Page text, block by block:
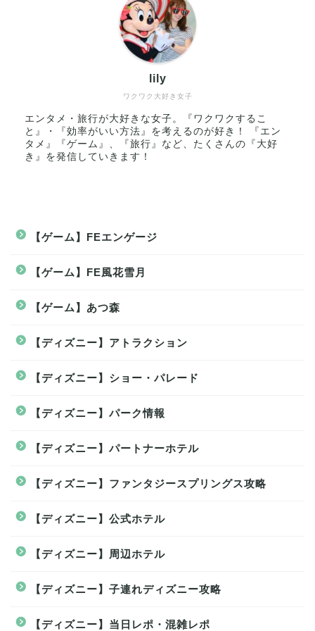
ワクワク大好き女子
lily
エンタメ・旅行が大好きな女子。『ワクワクするこ
と』・『効率がいい方法』を考えるのが好き！ 『エン
タメ』『ゲーム』、『旅行』など、たくさんの『大好
き』を発信していきます！
【ゲーム】FEエンゲージ
【ゲーム】FE風花雪月
【ゲーム】あつ森
【ディズニー】アトラクション
【ディズニー】ショー・パレード
【ディズニー】パーク情報
【ディズニー】パートナーホテル
【ディズニー】ファンタジースプリングス攻略
【ディズニー】公式ホテル
【ディズニー】周辺ホテル
【ディズニー】子連れディズニー攻略
【ディズニー】当日レポ・混雑レポ